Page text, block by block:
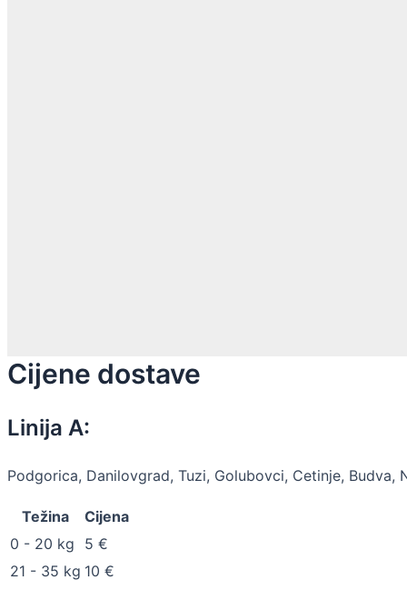
Cijene dostave
Linija A:
Podgorica, Danilovgrad, Tuzi, Golubovci, Cetinje, Budva,
Težina
Cijena
0 - 20 kg
5 €
21 - 35 kg 10 €